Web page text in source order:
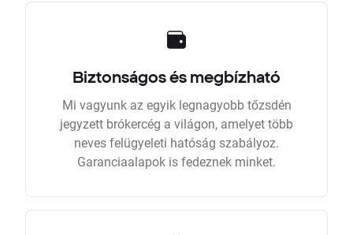
Biztonságos és megbízható
Mi vagyunk az egyik legnagyobb tőzsdén
jegyzett brókercég a világon, amelyet több
neves felügyeleti hatóság szabályoz.
Garanciaalapok is fedeznek minket.